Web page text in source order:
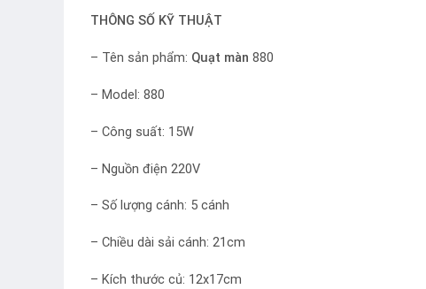
THÔNG SỐ KỸ THUẬT
– Tên sản phẩm: Quạt màn 880
– Model: 880
– Công suất: 15W
– Nguồn điện 220V
– Số lượng cánh: 5 cánh
– Chiều dài sải cánh: 21cm
– Kích thước củ: 12x17cm